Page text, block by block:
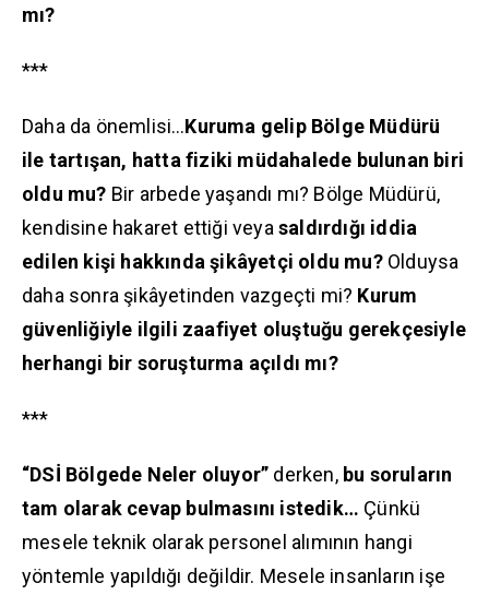
mı?
***
Daha da önemlisi…Kuruma gelip Bölge Müdürü
ile tartışan, hatta fiziki müdahalede bulunan biri
oldu mu? Bir arbede yaşandı mı? Bölge Müdürü,
kendisine hakaret ettiği veyasaldırdığı iddia
edilen kişi hakkında şikâyetçi oldu mu? Olduysa
daha sonra şikâyetinden vazgeçti mi? Kurum
güvenliğiyle ilgili zaafiyet oluştuğu gerekçesiyle
herhangi bir soruşturma açıldı mı?
***
“DSİ Bölgede Neler oluyor” derken, bu soruların
tam olarak cevap bulmasını istedik… Çünkü
mesele teknik olarak personel alımının hangi
yöntemle yapıldığı değildir. Mesele insanların işe